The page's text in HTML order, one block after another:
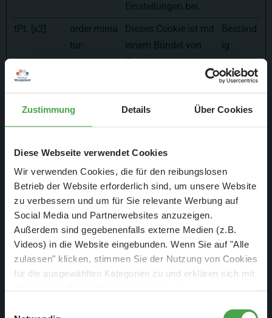
Zustimmung Details Über Cookies
Diese Webseite verwendet Cookies
Wir verwenden Cookies, die für den reibungslosen
Betrieb der Website erforderlich sind, um unsere Website
zu verbessern und um für Sie relevante Werbung auf
Social Media und Partnerwebsites anzuzeigen.
Außerdem sind gegebenenfalls externe Medien (z.B.
Videos) in die Website eingebunden. Wenn Sie auf "Alle
zulassen" klicken, stimmen Sie der Nutzung von Cookies
für die ausgewählten Kategorien zu und erklären sich mit
Einstellungen bei.
tPL [x2]
order.minia
tur-
wunderland
order.minia
tur-
wunderland
Dieses Cookie ist mit
einem Bündel von
Cookies verbunden,
Bereitstellung und
Präsentation von
Inhalten dienen. Die
korrekten Zustand
von Schriftart,
Blog-/Bildschieberegl
ern, Farbthemen und
anderen Website-
Einstellungen bei.
Beständ
ig
tTDe [x2]
order.minia
tur-
Dieses Cookie ist mit
einem Bündel von
Beständ
ig